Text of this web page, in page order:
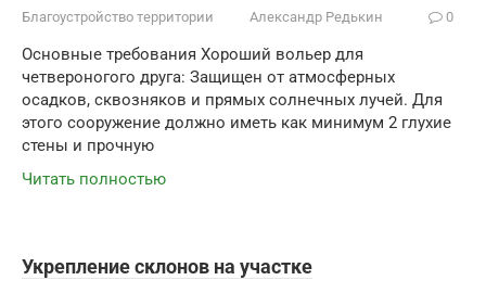
Благоустройство территории Александр Редькин 0
Основные требования Хороший вольер для
четвероногого друга: Защищен от атмосферных
осадков, сквозняков и прямых солнечных лучей. Для
этого сооружение должно иметь как минимум 2 глухие
стены и прочную
Читать полностью
Укрепление склонов на участке